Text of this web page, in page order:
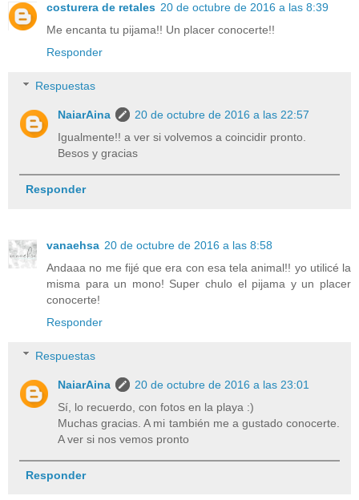
costurera de retales 20 de octubre de 2016 a las 8:39
Me encanta tu pijama!! Un placer conocerte!!
Responder
Respuestas
NaiarAina
20 de octubre de 2016 a las 22:57
Igualmente!! a ver si volvemos a coincidir pronto.
Besos y gracias
Responder
vanaehsa 20 de octubre de 2016 a las 8:58
Andaaa no me fijé que era con esa tela animal!! yo utilicé la
misma para un mono! Super chulo el pijama y un placer
conocerte!
Responder
Respuestas
NaiarAina
20 de octubre de 2016 a las 23:01
Sí, lo recuerdo, con fotos en la playa :)
Muchas gracias. A mi también me a gustado conocerte.
A ver si nos vemos pronto
Responder